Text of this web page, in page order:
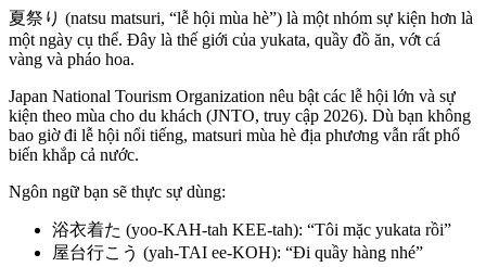
夏祭り (natsu matsuri, “lễ hội mùa hè”) là một nhóm sự kiện hơn là
một ngày cụ thể. Đây là thế giới của yukata, quầy đồ ăn, vớt cá
vàng và pháo hoa.
Japan National Tourism Organization nêu bật các lễ hội lớn và sự
kiện theo mùa cho du khách (JNTO, truy cập 2026). Dù bạn không
bao giờ đi lễ hội nổi tiếng, matsuri mùa hè địa phương vẫn rất phổ
biến khắp cả nước.
Ngôn ngữ bạn sẽ thực sự dùng:
浴衣着た (yoo-KAH-tah KEE-tah): “Tôi mặc yukata rồi”
屋台行こう (yah-TAI ee-KOH): “Đi quầy hàng nhé”